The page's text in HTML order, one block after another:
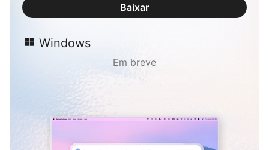
Baixar
Windows
Em breve